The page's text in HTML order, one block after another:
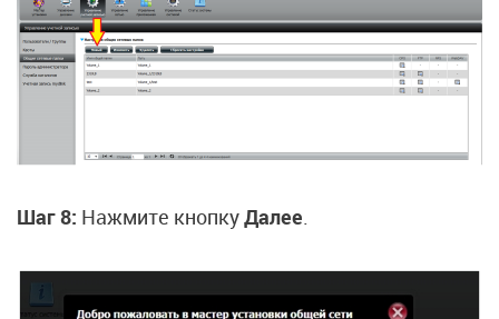
Шаг 8: Нажмите кнопкуДалее.